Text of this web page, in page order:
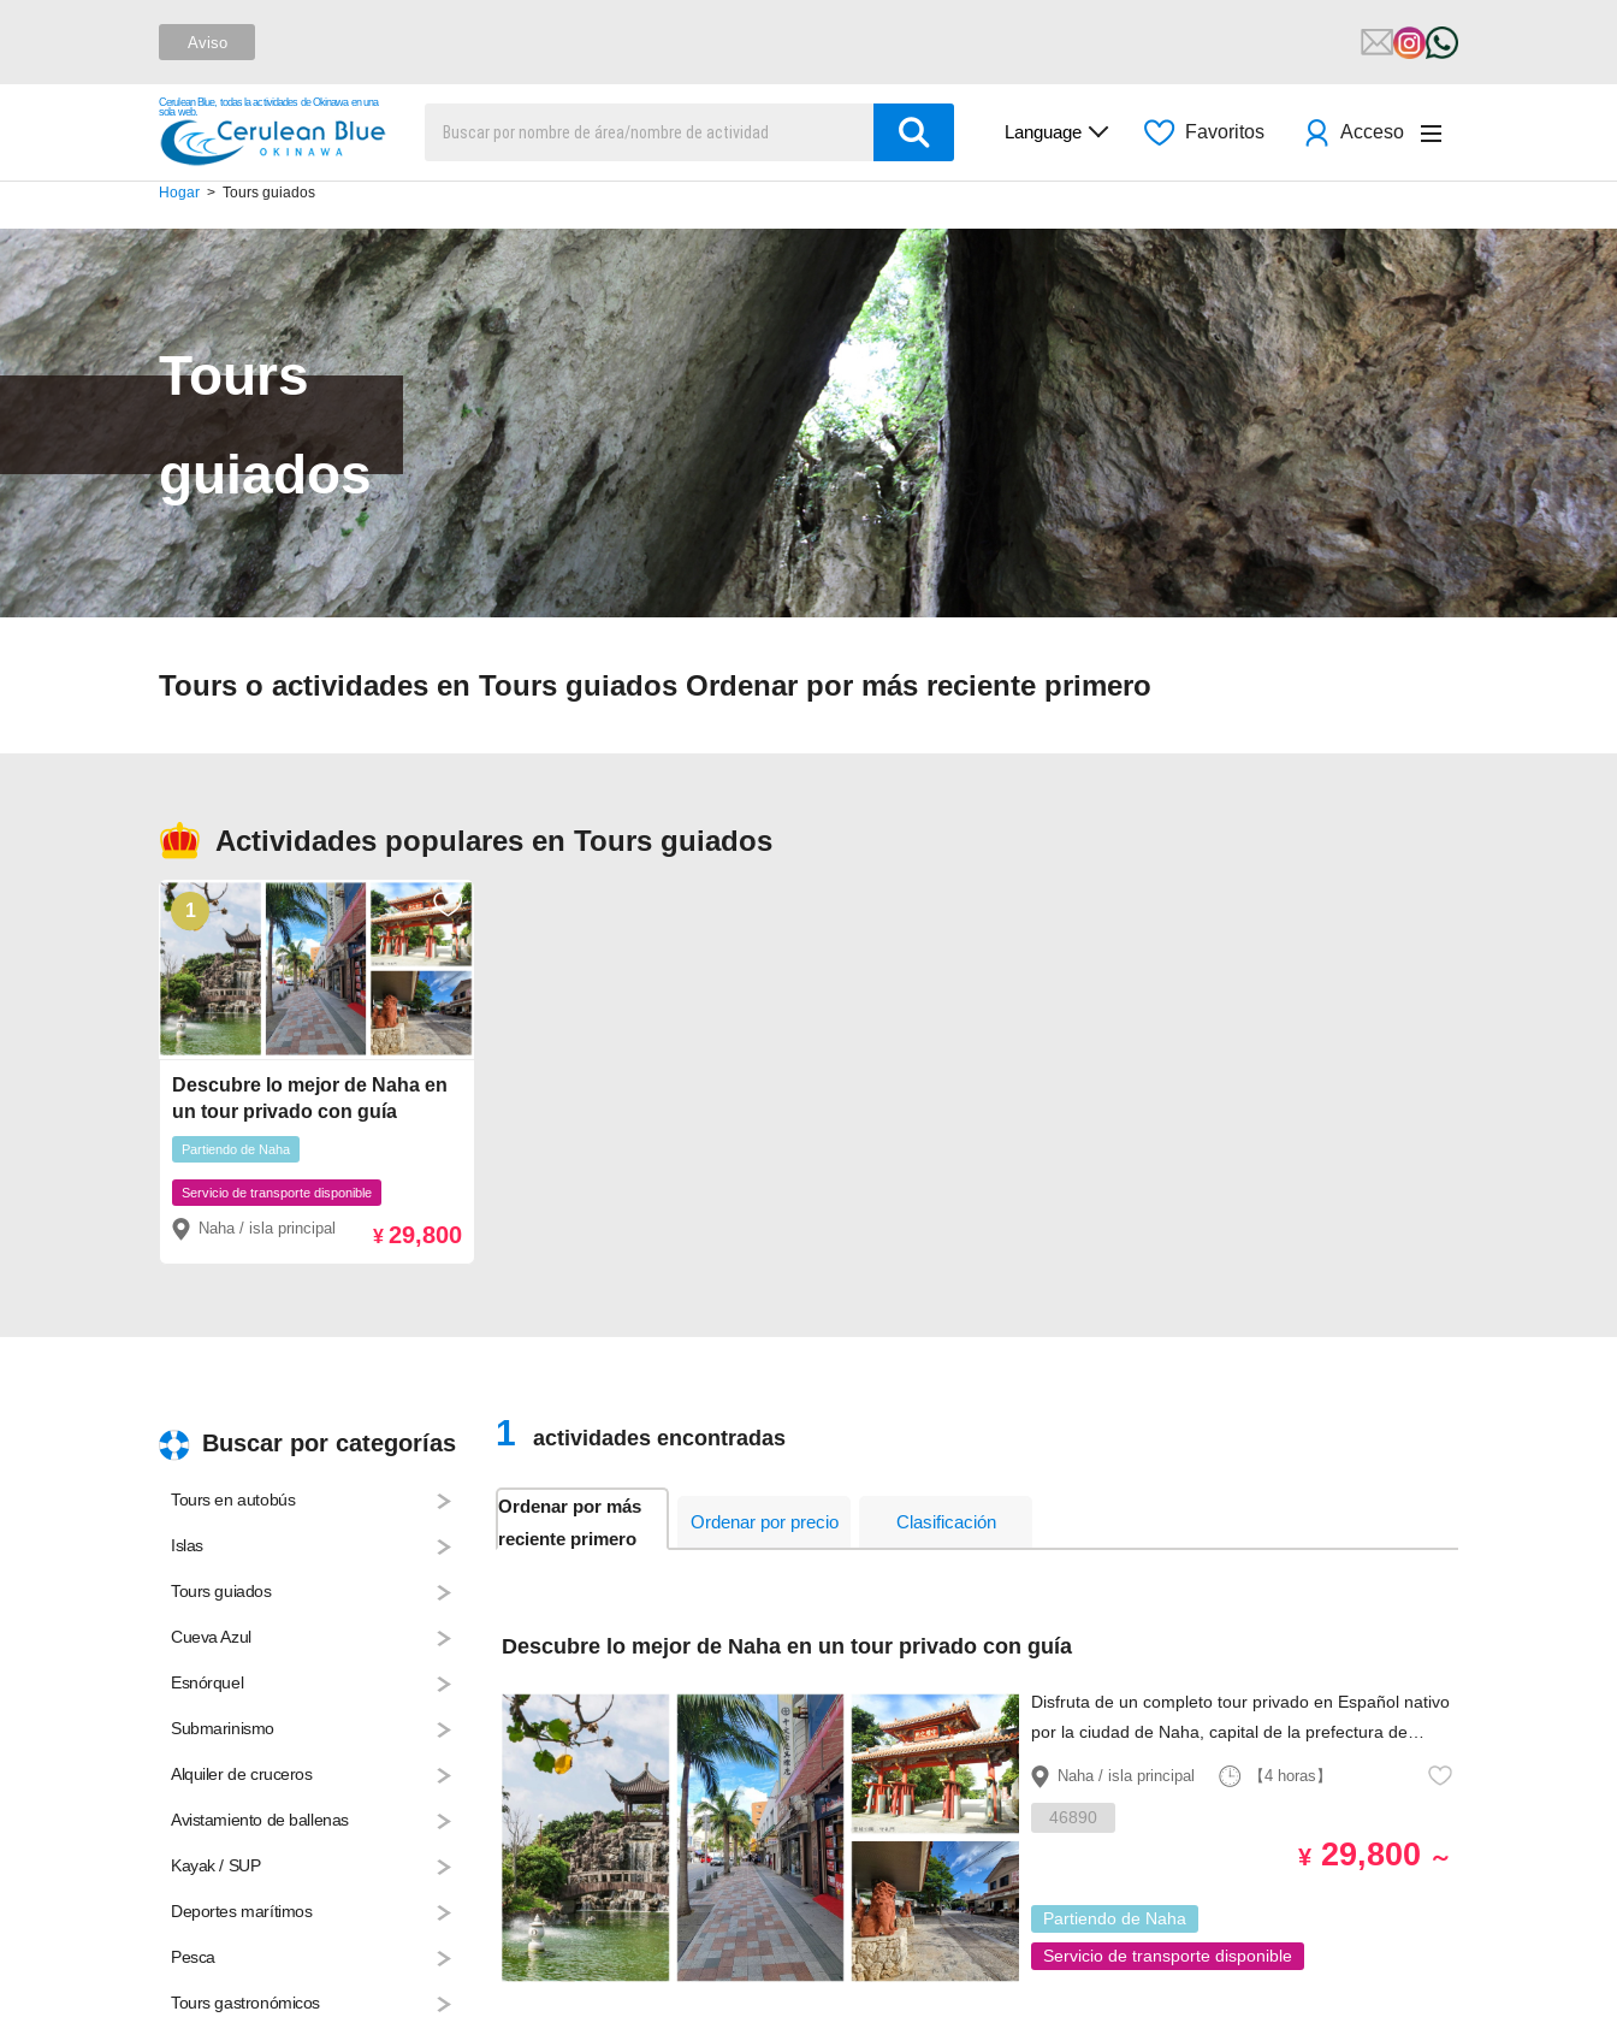
Aviso
Cerulean Blue, todas la actividades de Okinawa en una
sola web.
Language Favoritos Acceso
Hogar Tours guiados
Tours
guiados
Tours o actividades en Tours guiados Ordenar por más reciente primero
Actividades populares en Tours guiados
1
Descubre lo mejor de Naha en
un tour privado con guía
Partiendo de Naha
Servicio de transporte disponible
Naha / isla principal ¥ 29,800
Buscar por categorías
Tours en autobús
Islas
Tours guiados
Cueva Azul
Esnórquel
Submarinismo
Alquiler de cruceros
Avistamiento de ballenas
Kayak / SUP
Deportes marítimos
Pesca
Tours gastronómicos
1 actividades encontradas
Ordenar por más
reciente primero
Ordenar por precio Clasificación
Descubre lo mejor de Naha en un tour privado con guía
Disfruta de un completo tour privado en Español nativo
por la ciudad de Naha, capital de la prefectura de
Okinawa, con transporte incluido desde los hoteles de
Naha.
Naha / isla principal 【4 horas】
46890
¥ 29,800 ～
Partiendo de Naha
Servicio de transporte disponible